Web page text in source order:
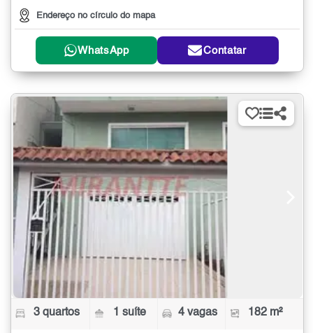
Endereço no círculo do mapa
WhatsApp Contatar
3 quartos 1 suíte 4 vagas 182 m²